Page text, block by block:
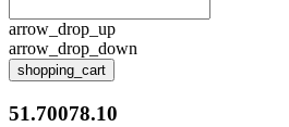
arrow_drop_up
arrow_drop_down
shopping_cart
51.70078.10